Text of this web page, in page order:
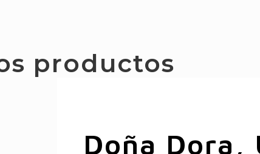
productos
Doña Dora,